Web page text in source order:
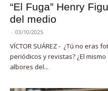
“El Fuga” Henry
del medio
- 03/10/2025
VÍCTOR SUÁREZ - ¿Tú no eras
periódicos y revistas? ¿El
albores del...